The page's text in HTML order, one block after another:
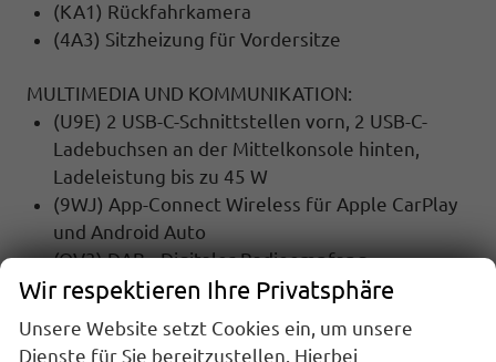
(KA1) Rückfahrkamera
(4A3) Sitzheizung für Vordersitze
MULTIMEDIA UND KOMMUNIKATION:
(U9E) 2 USB-C-Schnittstellen vorn, 2 USB-C-
Ladebuchsen an der Mittelkonsole hinten,
Ladeleistung bis zu 45 W
(9WJ) App-Connect Wireless für Apple CarPlay
und Android Auto
(QV3) DAB+ Digitaler Radioempfang
(9ZV) Telefonschnittstelle mit induktiver
Wir respektieren Ihre Privatsphäre
Unsere Website setzt Cookies ein, um unsere
Dienste für Sie bereitzustellen. Hierbei